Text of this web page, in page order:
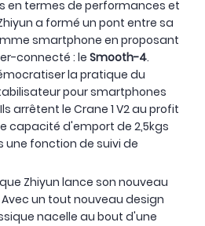
en termes de performances et
a formé un pont entre sa
smartphone en proposant
connecté : le Smooth-4.
la pratique du
pour smartphones
arrêtent le Crane 1 V2 au profit
capacité d'emport de 2,5kgs
une fonction de suivi de
Zhiyun lance son nouveau
Avec un tout nouveau design
nacelle au bout d'une